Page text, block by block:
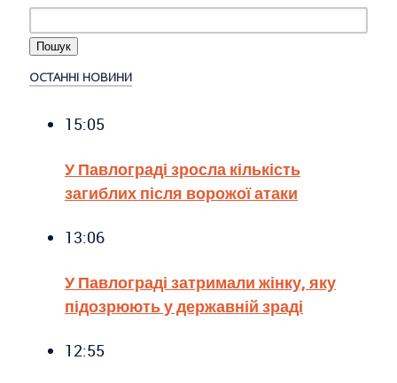
ОСТАННІ НОВИНИ
15:05
У Павлограді зросла кількість
загиблих після ворожої атаки
13:06
У Павлограді затримали жінку, яку
підозрюють у державній зраді
12:55